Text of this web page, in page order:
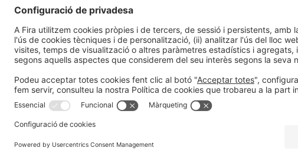
Informació generalAvís legal Política de privacitatPolítica de cookies